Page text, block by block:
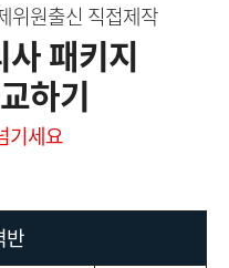
위원출신 직접제작
패키지
하기
기세요
반